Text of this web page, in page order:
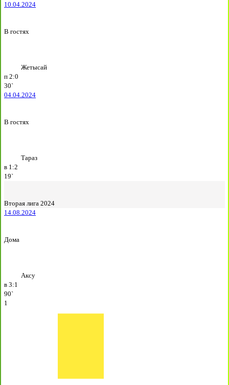
10.04.2024
В гостях
Жетысай
п 2:0
30`
04.04.2024
В гостях
Тараз
в 1:2
19`
Вторая лига 2024
14.08.2024
Дома
Аксу
в 3:1
90`
1